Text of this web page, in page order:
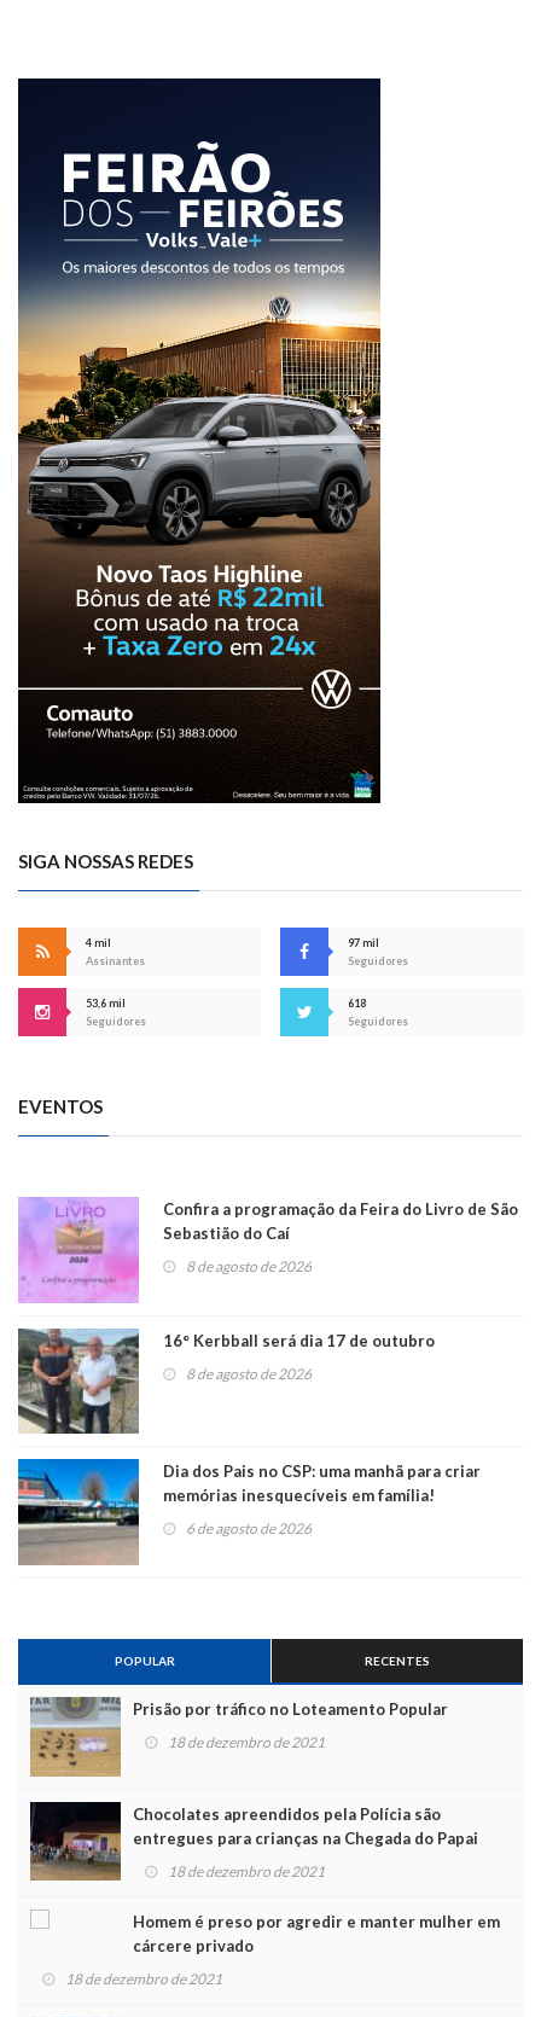
SIGA NOSSAS REDES
4 mil
Assinantes
97 mil
Seguidores
53,6 mil
Seguidores
618
Seguidores
EVENTOS
Confira a programação da Feira do Livro de São
Sebastião do Caí
8 de agosto de 2026
16° Kerbball será dia 17 de outubro
8 de agosto de 2026
Dia dos Pais no CSP: uma manhã para criar
memórias inesquecíveis em família!
6 de agosto de 2026
POPULAR RECENTES
Prisão por tráfico no Loteamento Popular
18 de dezembro de 2021
Chocolates apreendidos pela Polícia são
entregues para crianças na Chegada do Papai
Noel
18 de dezembro de 2021
Homem é preso por agredir e manter mulher em
cárcere privado
18 de dezembro de 2021